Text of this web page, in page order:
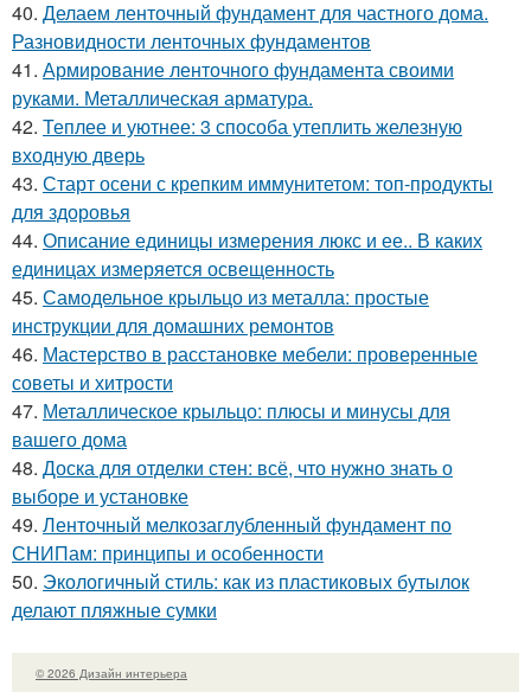
40. Делаем ленточный фундамент для частного дома.
Разновидности ленточных фундаментов
41. Армирование ленточного фундамента своими
руками. Металлическая арматура.
42. Теплее и уютнее: 3 способа утеплить железную
входную дверь
43. Старт осени с крепким иммунитетом: топ-продукты
для здоровья
44. Описание единицы измерения люкс и ее.. В каких
единицах измеряется освещенность
45. Самодельное крыльцо из металла: простые
инструкции для домашних ремонтов
46. Мастерство в расстановке мебели: проверенные
советы и хитрости
47. Металлическое крыльцо: плюсы и минусы для
вашего дома
48. Доска для отделки стен: всё, что нужно знать о
выборе и установке
49. Ленточный мелкозаглубленный фундамент по
СНИПам: принципы и особенности
50. Экологичный стиль: как из пластиковых бутылок
делают пляжные сумки
© 2026 Дизайн интерьера